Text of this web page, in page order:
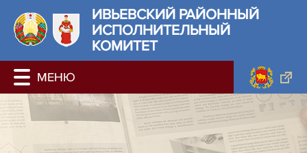
ИВЬЕВСКИЙ РАЙОННЫЙ
ИСПОЛНИТЕЛЬНЫЙ
КОМИТЕТ